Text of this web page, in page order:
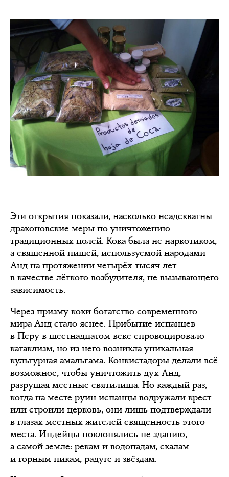
Эти открытия показали, насколько неадекватны
драконовские меры по уничтожению
традиционных полей. Кока была не наркотиком,
а священной пищей, используемой народами
Анд на протяжении четырёх тысяч лет
в качестве лёгкого возбудителя, не вызывающего
зависимость.
Через призму коки богатство современного
мира Анд стало яснее. Прибытие испанцев
в Перу в шестнадцатом веке спровоцировало
катаклизм, но из него возникла уникальная
культурная амальгама. Конкистадоры делали всё
возможное, чтобы уничтожить дух Анд,
разрушая местные святилища. Но каждый раз,
когда на месте руин испанцы водружали крест
или строили церковь, они лишь подтверждали
в глазах местных жителей священность этого
места. Индейцы поклонялись не зданию,
а самой земле: рекам и водопадам, скалам
и горным пикам, радуге и звёздам.